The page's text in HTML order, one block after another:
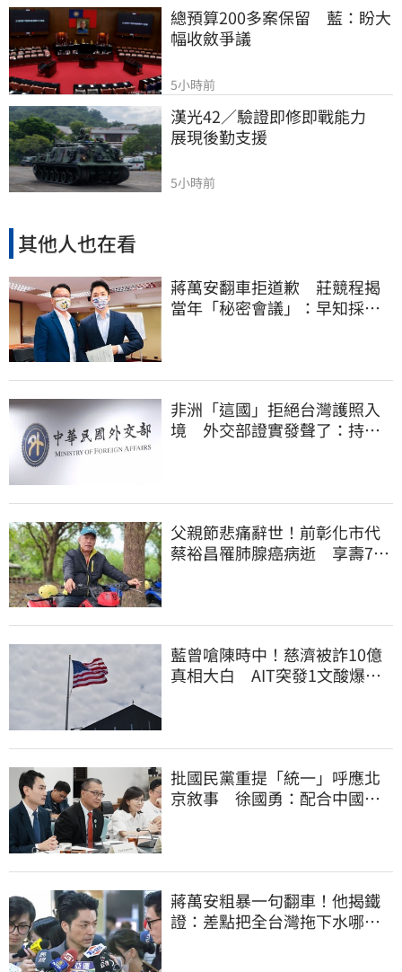
總預算200多案保留　藍：盼大
幅收斂爭議
5小時前
漢光42／驗證即修即戰能力
展現後勤支援
5小時前
其他人也在看
蔣萬安翻車拒道歉 莊競程揭
當年「秘密會議」：早知採購
非洲「這國」拒絕台灣護照入
境 外交部證實發聲了：持續
父親節悲痛辭世！前彰化市代
蔡裕昌罹肺腺癌病逝 享壽71
藍曾嗆陳時中！慈濟被詐10億
真相大白 AIT突發1文酸爆…
批國民黨重提「統一」呼應北
京敘事 徐國勇：配合中國削
蔣萬安粗暴一句翻車！他揭鐵
證：差點把全台灣拖下水哪時